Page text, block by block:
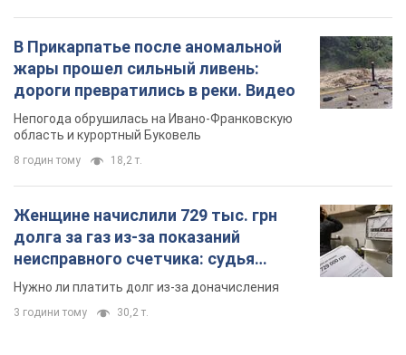
В Прикарпатье после аномальной
жары прошел сильный ливень:
дороги превратились в реки. Видео
Непогода обрушилась на Ивано-Франковскую
область и курортный Буковель
8 годин тому 18,2 т.
Женщине начислили 729 тыс. грн
долга за газ из-за показаний
неисправного счетчика: судья
вынес неожиданное решение
Нужно ли платить долг из-за доначисления
3 години тому 30,2 т.